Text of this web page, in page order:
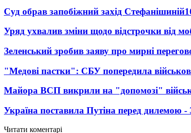
Суд обрав запобіжний захід Стефанішиній
Уряд ухвалив зміни щодо відстрочки від
Зеленський зробив заяву про мирні
"Медові пастки": СБУ попередила
Майора ВСП викрили на "допомозі"
Україна поставила Путіна перед дилемою
Читати коментарі